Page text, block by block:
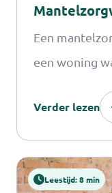
Een
een woning
naaste kan
Verder lezen
Leestijd: 8 min